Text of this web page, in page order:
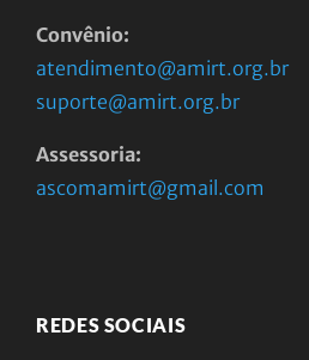
Convênio:
atendimento@amirt.org.br
suporte@amirt.org.br
Assessoria:
ascomamirt@gmail.com
REDES SOCIAIS